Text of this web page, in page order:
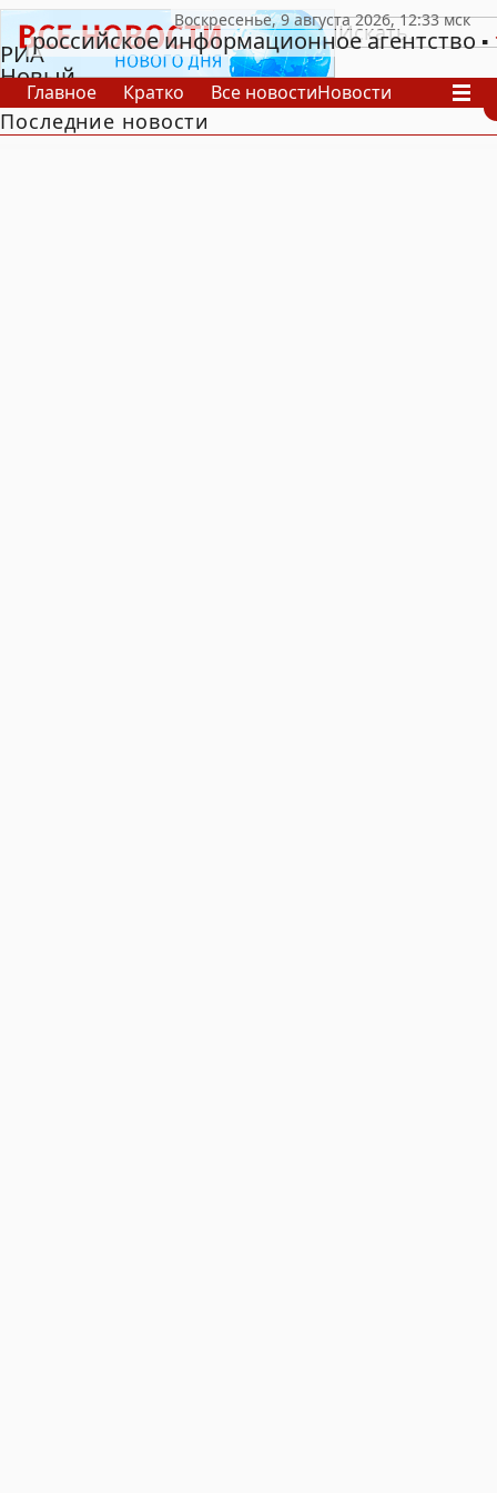
РИА
Новый
День
российское информационное агентство
Главное Кратко Все новостиНовости
В России
В мире
Последние новости